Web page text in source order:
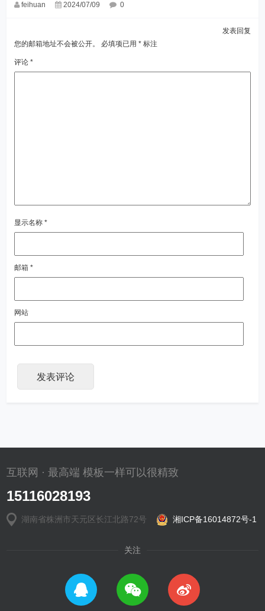
feihuan 2024/07/09 0
发表回复
您的邮箱地址不会被公开。
必填项已用 *标注
评论 *
显示名称 *
邮箱 *
网站
互联网 · 最高端 模板一样可以很精致
15116028193
湖南省株洲市天元区长江北路72号 湘ICP备16014872号-1
关注